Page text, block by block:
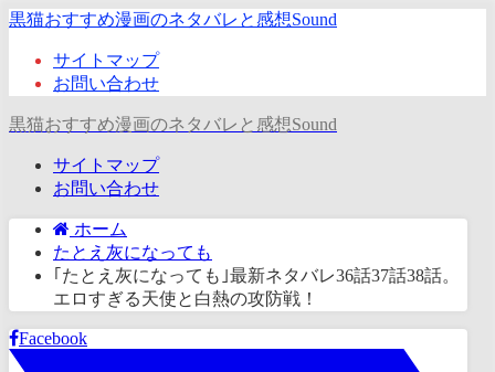
黒猫おすすめ漫画のネタバレと感想Sound
サイトマップ
お問い合わせ
黒猫おすすめ漫画のネタバレと感想Sound
サイトマップ
お問い合わせ
ホーム
たとえ灰になっても
｢たとえ灰になっても｣最新ネタバレ36話37話38話。
エロすぎる天使と白熱の攻防戦！
Facebook